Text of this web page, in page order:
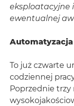
eksploatacyjne
ewentualnej
To już czwarte
codziennej
Poprzednie trzy